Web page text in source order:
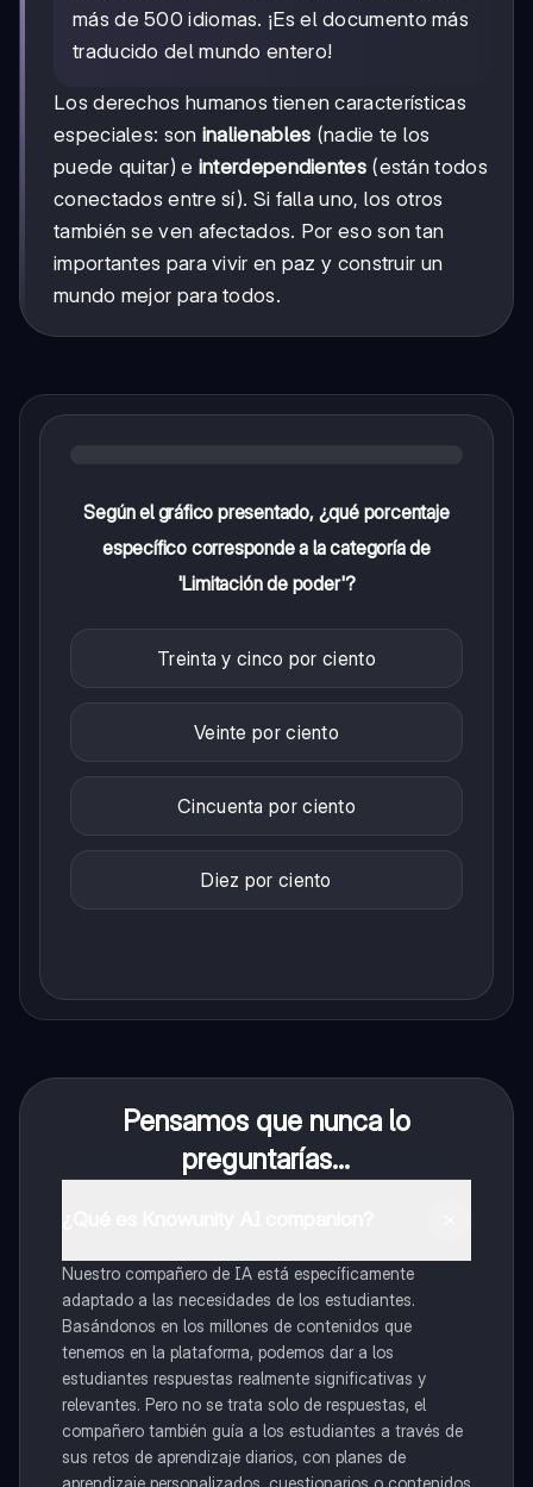
más de 500 idiomas. ¡Es el documento más
traducido del mundo entero!
Los derechos humanos tienen características
especiales: son inalienables (nadie te los
puede quitar) e interdependientes(están todos
conectados entre sí). Si falla uno, los otros
también se ven afectados. Por eso son tan
importantes para vivir en paz y construir un
mundo mejor para todos.
Según el gráfico presentado, ¿qué porcentaje
específico corresponde a la categoría de
'Limitación de poder'?
Treinta y cinco por ciento
Veinte por ciento
Cincuenta por ciento
Diez por ciento
Pensamos que nunca lo
preguntarías...
Nuestro compañero de IA está específicamente
adaptado a las necesidades de los estudiantes.
Basándonos en los millones de contenidos que
tenemos en la plataforma, podemos dar a los
estudiantes respuestas realmente significativas y
relevantes. Pero no se trata solo de respuestas, el
compañero también guía a los estudiantes a través de
sus retos de aprendizaje diarios, con planes de
aprendizaje personalizados, cuestionarios o contenidos